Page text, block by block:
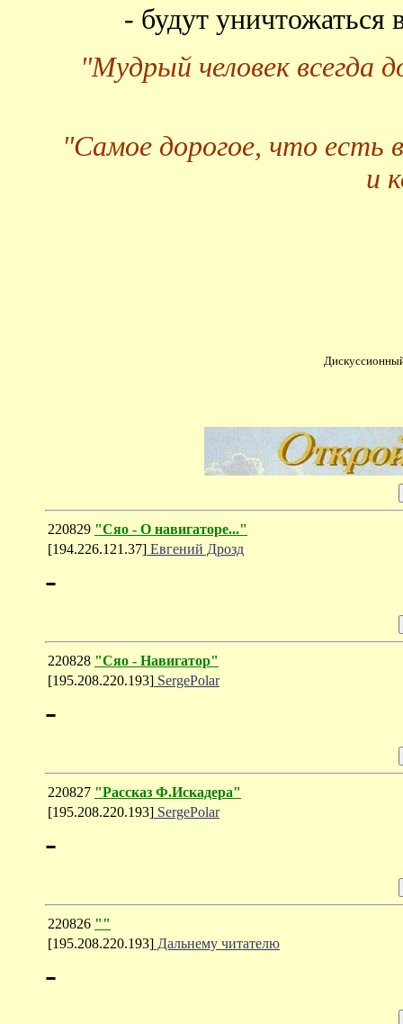
- будут
"Мудрый человек всегда
"Самое дорогое, что есть
и
220829 "Сяо - О навигаторе..."
[194.226.121.37] Евгений Дрозд
-
220828 "Сяо - Навигатор"
[195.208.220.193] SergePolar
-
220827 "Рассказ Ф.Искадера"
[195.208.220.193] SergePolar
-
220826 ""
[195.208.220.193] Дальнему читателю
-